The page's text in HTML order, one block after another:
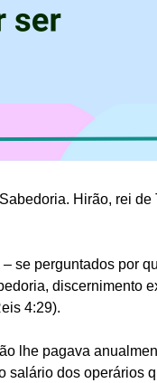
Hirão, rei
se perguntados por
discernimento
4:29).
lhe pagava
salário dos operários